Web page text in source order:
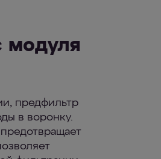
модуля
предфильтр
в воронку.